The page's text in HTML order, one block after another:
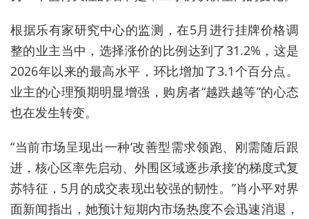
根据乐有家研究中心的监测，在5月进行挂牌价格调
整的业主当中，选择涨价的比例达到了31.2%，这是
2026年以来的最高水平，环比增加了3.1个百分点。
业主的心理预期明显增强，购房者“越跌越等”的心态
也在发生转变。
“当前市场呈现出一种‘改善型需求领跑、刚需随后跟
进，核心区率先启动、外围区域逐步承接’的梯度式复
苏特征，5月的成交表现出较强的韧性。”肖小平对界
面新闻指出，她预计短期内市场热度不会迅速消退，